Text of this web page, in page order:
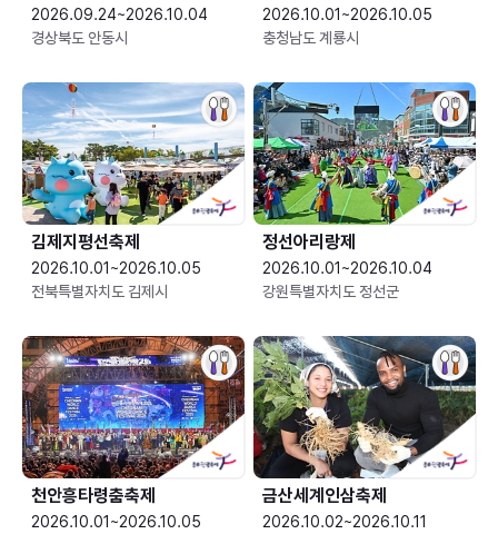
2026.09.24~2026.10.04
경상북도 안동시
2026.10.01~2026.10.05
충청남도 계룡시
김제지평선축제
2026.10.01~2026.10.05
전북특별자치도 김제시
정선아리랑제
2026.10.01~2026.10.04
강원특별자치도 정선군
천안흥타령춤축제
2026.10.01~2026.10.05
금산세계인삼축제
2026.10.02~2026.10.11